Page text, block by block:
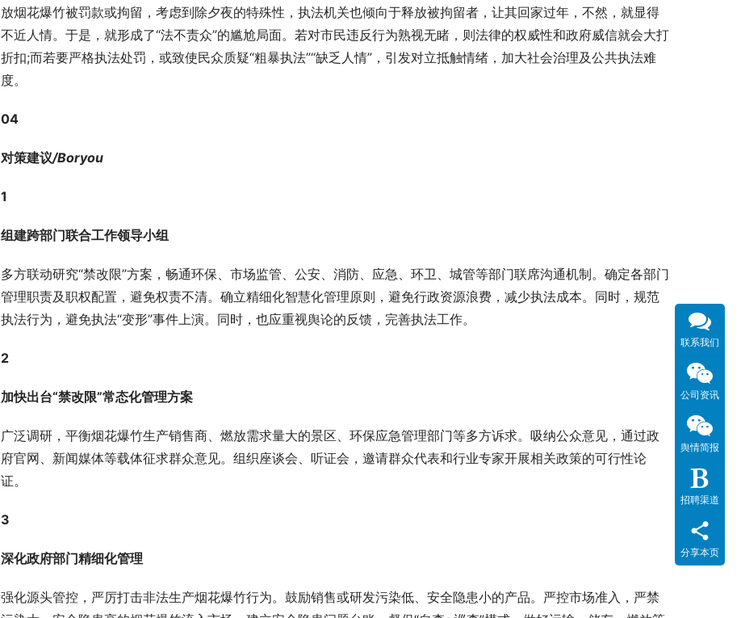
放烟花爆竹被罚款或拘留，考虑到除夕夜的特殊性，执法机关也倾向于释放被拘留者，让其回家过年，不然，就显得
不近人情。于是，就形成了“法不责众”的尴尬局面。若对市民违反行为熟视无睹，则法律的权威性和政府威信就会大打
折扣;而若要严格执法处罚，或致使民众质疑“粗暴执法”“缺乏人情”，引发对立抵触情绪，加大社会治理及公共执法难
度。
04
对策建议/Boryou
1
组建跨部门联合工作领导小组
多方联动研究“禁改限”方案，畅通环保、市场监管、公安、消防、应急、环卫、城管等部门联席沟通机制。确定各部门
管理职责及职权配置，避免权责不清。确立精细化智慧化管理原则，避免行政资源浪费，减少执法成本。同时，规范
执法行为，避免执法“变形”事件上演。同时，也应重视舆论的反馈，完善执法工作。
2
加快出台“禁改限”常态化管理方案
广泛调研，平衡烟花爆竹生产销售商、燃放需求量大的景区、环保应急管理部门等多方诉求。吸纳公众意见，通过政
府官网、新闻媒体等载体征求群众意见。组织座谈会、听证会，邀请群众代表和行业专家开展相关政策的可行性论
证。
3
深化政府部门精细化管理
强化源头管控，严厉打击非法生产烟花爆竹行为。鼓励销售或研发污染低、安全隐患小的产品。严控市场准入，严禁
联系我们
公司资讯
舆情简报
招聘渠道
分享本页